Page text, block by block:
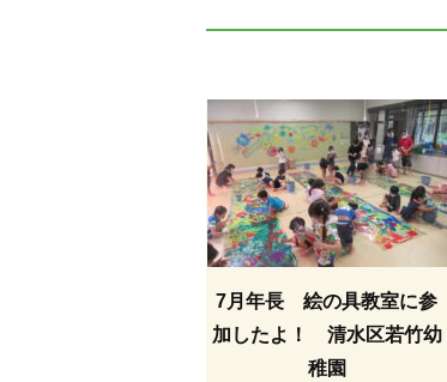
7月年長 絵の具教室に参
加したよ！ 清水区若竹幼
稚園